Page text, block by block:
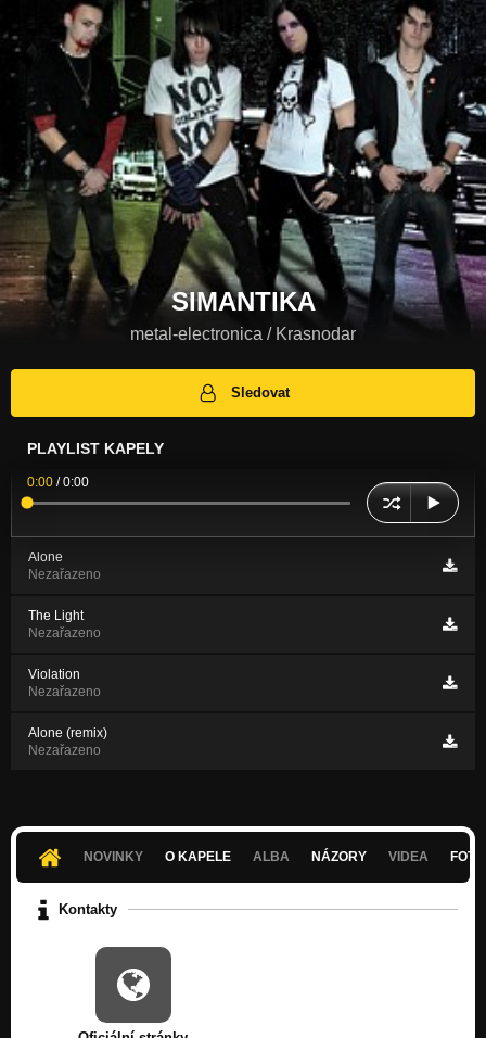
SIMANTIKA
metal-electronica / Krasnodar
Sledovat
PLAYLIST KAPELY
0:00 /0:00
Alone
Nezařazeno
The Light
Nezařazeno
Violation
Nezařazeno
Alone (remix)
Nezařazeno
NOVINKY O KAPELE ALBA NÁZORY VIDEA
Kontakty